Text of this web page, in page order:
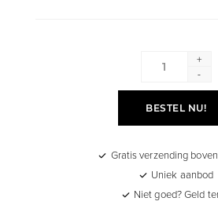
+
-
BESTEL NU!
Gratis verzending
Uniek aanbod
Niet goed? Geld